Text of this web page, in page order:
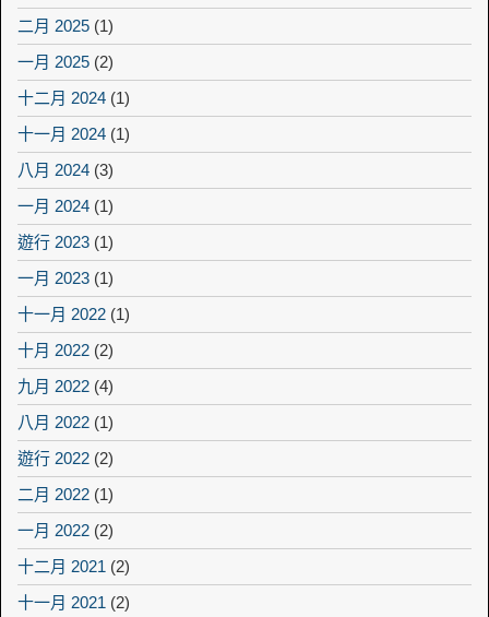
二月 2025 (1)
一月 2025 (2)
十二月 2024 (1)
十一月 2024 (1)
八月 2024 (3)
一月 2024 (1)
遊行 2023 (1)
一月 2023 (1)
十一月 2022 (1)
十月 2022 (2)
九月 2022 (4)
八月 2022 (1)
遊行 2022 (2)
二月 2022 (1)
一月 2022 (2)
十二月 2021 (2)
十一月 2021 (2)